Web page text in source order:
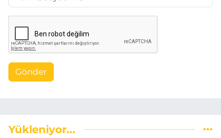
Gönder
Yükleniyor...